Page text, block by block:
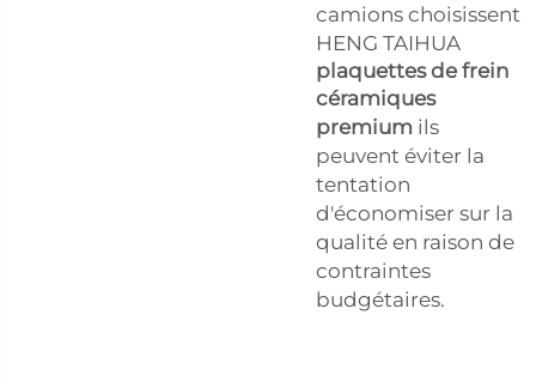
camions choisissent
HENG TAIHUA
plaquettes de frein
céramiques
premium ils
peuvent éviter la
tentation
d'économiser sur la
qualité en raison de
contraintes
budgétaires.